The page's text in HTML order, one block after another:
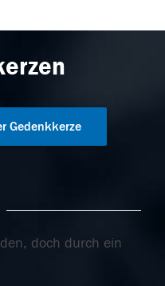
Gedenkkerze
doch durch ein